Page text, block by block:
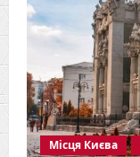
Місця Києва